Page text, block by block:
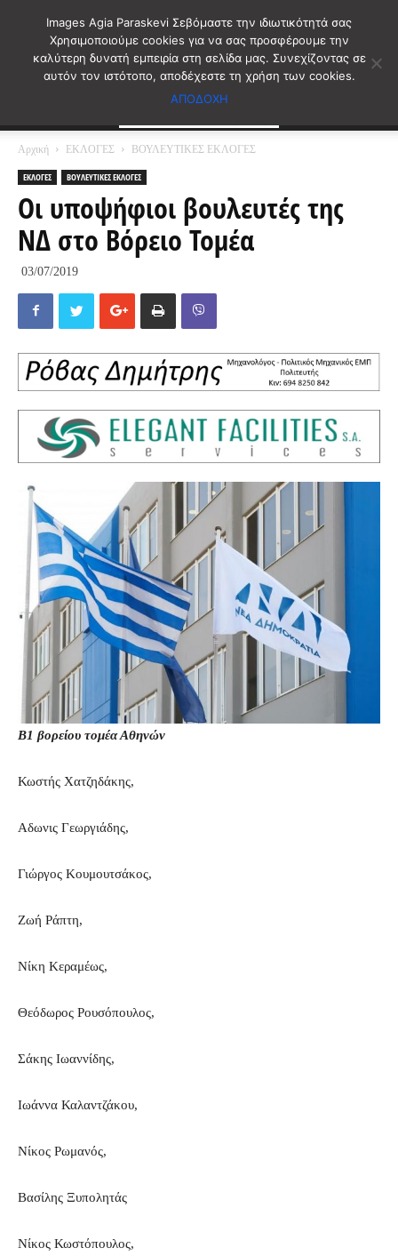
Αρχική ΕΚΛΟΓΕΣ ΒΟΥΛΕΥΤΙΚΕΣ ΕΚΛΟΓΕΣ
ΕΚΛΟΓΕΣ ΒΟΥΛΕΥΤΙΚΕΣ ΕΚΛΟΓΕΣ
Οι υποψήφιοι βουλευτές της
ΝΔ στο Βόρειο Τομέα
03/07/2019
Β1 βορείου τομέα Αθηνών
Κωστής Χατζηδάκης,
Αδωνις Γεωργιάδης,
Γιώργος Κουμουτσάκος,
Ζωή Ράπτη,
Νίκη Κεραμέως,
Θεόδωρος Ρουσόπουλος,
Σάκης Ιωαννίδης,
Ιωάννα Καλαντζάκου,
Νίκος Ρωμανός,
Βασίλης Ξυπολητάς
Νίκος Κωστόπουλος,
Images Agia Paraskevi Σεβόμαστε την ιδιωτικότητά σας
Χρησιμοποιούμε cookies για να σας προσφέρουμε την
καλύτερη δυνατή εμπειρία στη σελίδα μας. Συνεχίζοντας σε
αυτόν τον ιστότοπο, αποδέχεστε τη χρήση των cookies.
ΑΠΟΔΟΧΗ